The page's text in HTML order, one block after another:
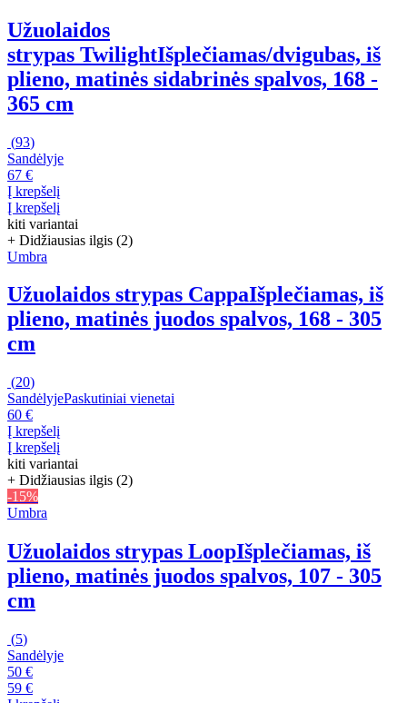
Užuolaidos
strypas TwilightIšplečiamas/dvigubas, iš
plieno, matinės sidabrinės spalvos, 168 -
365 cm
(93)
Sandėlyje
67 €
Į krepšelį
Į krepšelį
kiti variantai
+ Didžiausias ilgis (2)
Umbra
Užuolaidos strypas CappaIšplečiamas, iš
plieno, matinės juodos spalvos, 168 - 305
cm
(20)
SandėlyjePaskutiniai vienetai
60 €
Į krepšelį
Į krepšelį
kiti variantai
+ Didžiausias ilgis (2)
-15%
Umbra
Užuolaidos strypas LoopIšplečiamas, iš
plieno, matinės juodos spalvos, 107 - 305
cm
(5)
Sandėlyje
50 €
59 €